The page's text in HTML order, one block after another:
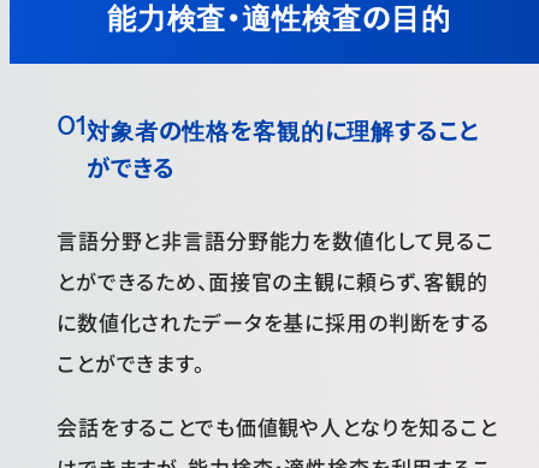
能力検査・適性検査の目的
対象者の性格を客観的に理解すること
ができる
言語分野と非言語分野能力を数値化して見るこ
とができるため、面接官の主観に頼らず、客観的
に数値化されたデータを基に採用の判断をする
ことができます。
会話をすることでも価値観や人となりを知ること